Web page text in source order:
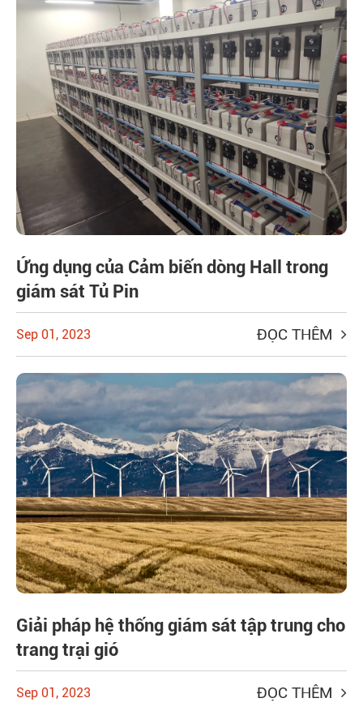
Ứng dụng của Cảm biến dòng Hall trong
giám sát Tủ Pin
Sep 01, 2023 ĐỌC THÊM
Giải pháp hệ thống giám sát tập trung cho
trang trại gió
Sep 01, 2023 ĐỌC THÊM